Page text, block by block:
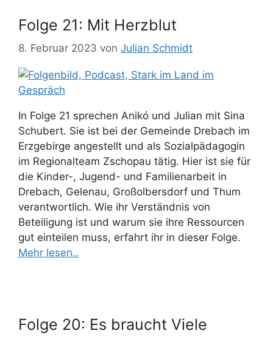
Folge 21: Mit Herzblut
8. Februar 2023 von Julian Schmidt
In Folge 21 sprechen Anikó und Julian mit Sina
Schubert. Sie ist bei der Gemeinde Drebach im
Erzgebirge angestellt und als Sozialpädagogin
im Regionalteam Zschopau tätig. Hier ist sie für
die Kinder-, Jugend- und Familienarbeit in
Drebach, Gelenau, Großolbersdorf und Thum
verantwortlich. Wie ihr Verständnis von
Beteiligung ist und warum sie ihre Ressourcen
gut einteilen muss, erfahrt ihr in dieser Folge.
Mehr lesen..
Folge 20: Es braucht Viele